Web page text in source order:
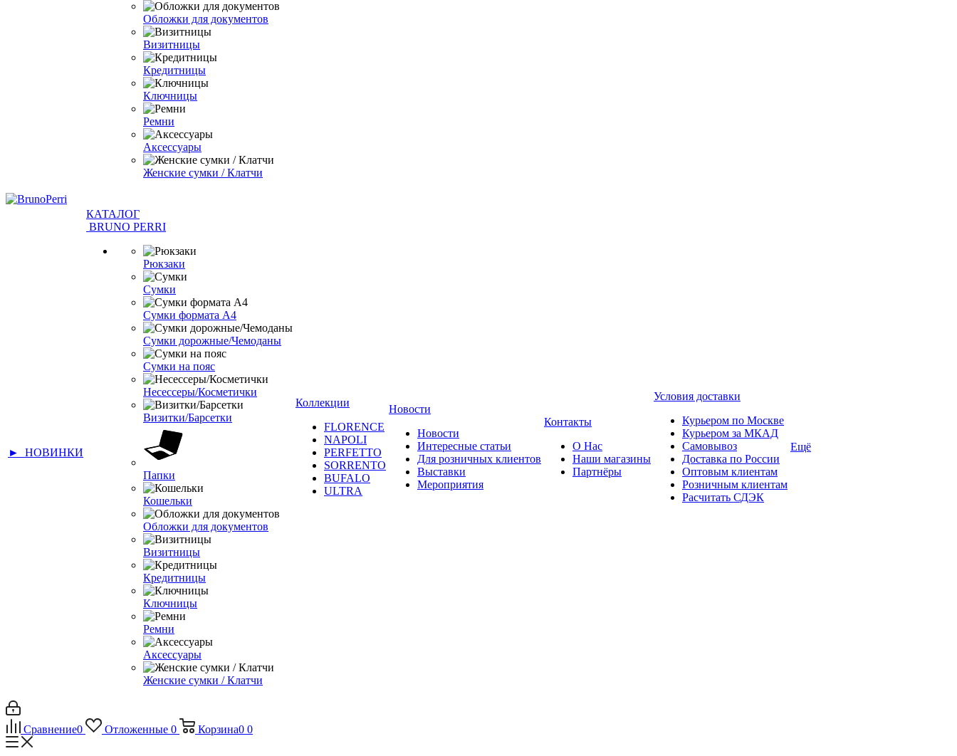
Обложки для документов
Визитницы
Кредитницы
Ключницы
Ремни
Аксессуары
Женские сумки / Клатчи
► НОВИНКИ
КАТАЛОГ
BRUNO PERRI
Рюкзаки
Сумки
Сумки формата А4
Сумки дорожные/Чемоданы
Сумки на пояс
Несессеры/Косметички
Визитки/Барсетки
Папки
Кошельки
Обложки для документов
Визитницы
Кредитницы
Ключницы
Ремни
Аксессуары
Женские сумки / Клатчи
Коллекции
FLORENCE
NAPOLI
PERFETTO
SORRENTO
BUFALO
ULTRA
Новости
Новости
Интересные статьи
Для розничных клиентов
Выставки
Мероприятия
Контакты
О Нас
Наши магазины
Партнёры
Условия доставки
Курьером по Москве
Курьером за МКАД
Самовывоз
Доставка по России
Оптовым клиентам
Розничным клиентам
Расчитать СДЭК
Ещё
Сравнение0 Отложенные 0 Корзина0 0